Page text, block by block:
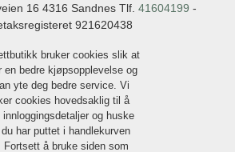
16 4316 Sandnes Tlf. 41604199 -
921620438
bruker cookies slik at
en bedre kjøpsopplevelse og
yte deg bedre service. Vi
cookies hovedsaklig til å
innloggingsdetaljer og huske
du har puttet i handlekurven
Fortsett å bruke siden som